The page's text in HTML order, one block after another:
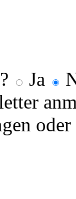
Ja
oder